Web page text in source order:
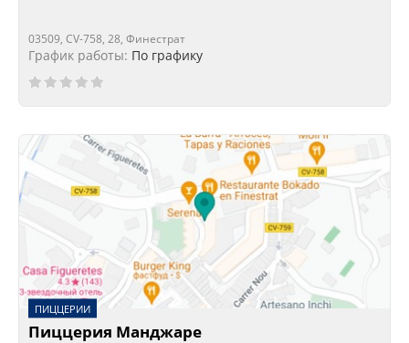
03509, CV-758, 28, Финестрат
График работы: По графику
ПИЦЦЕРИИ
Пиццерия Манджаре